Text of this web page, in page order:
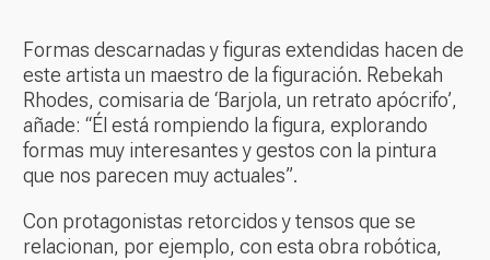
Formas descarnadas y figuras extendidas hacen de
este artista un maestro de la figuración. Rebekah
Rhodes, comisaria de ‘Barjola, un retrato apócrifo’,
añade: “Él está rompiendo la figura, explorando
formas muy interesantes y gestos con la pintura
que nos parecen muy actuales”.
Con protagonistas retorcidos y tensos que se
relacionan, por ejemplo, con esta obra robótica,